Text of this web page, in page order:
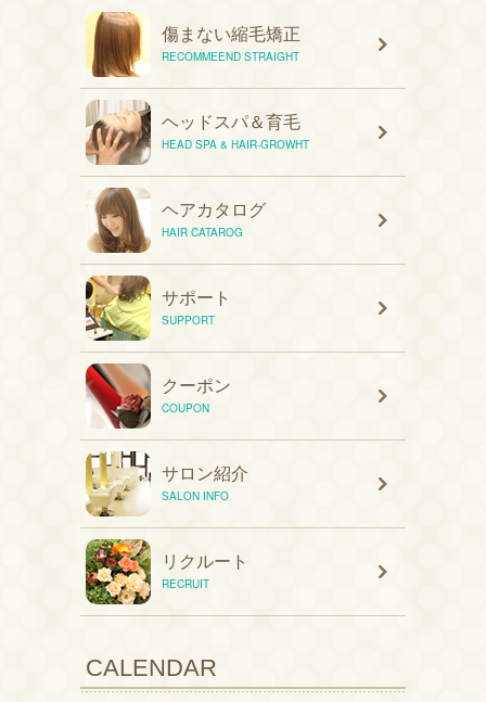
傷まない縮毛矯正
RECOMMEEND STRAIGHT
ヘッドスパ＆育毛
HEAD SPA & HAIR-GROWHT
ヘアカタログ
HAIR CATAROG
サポート
SUPPORT
クーポン
COUPON
サロン紹介
SALON INFO
リクルート
RECRUIT
CALENDAR